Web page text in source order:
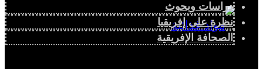
دراسات وبحوث
نظرة على إفريقيا
الصحافة الإفريقية